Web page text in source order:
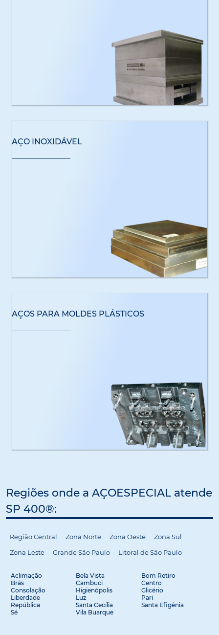
AÇO INOXIDÁVEL
AÇOS PARA MOLDES PLÁSTICOS
Regiões onde a AÇOESPECIAL atende
SP 400®:
Região Central Zona Norte Zona Oeste
Zona Sul
Zona Leste
Grande São Paulo Litoral de São Paulo
Aclimação Bela Vista
Bom Retiro
Brás
Cambuci
Centro
Consolação
Higienópolis
Glicério
Liberdade
Luz
Pari
República
Santa Cecília
Santa Efigênia
Sé
Vila Buarque